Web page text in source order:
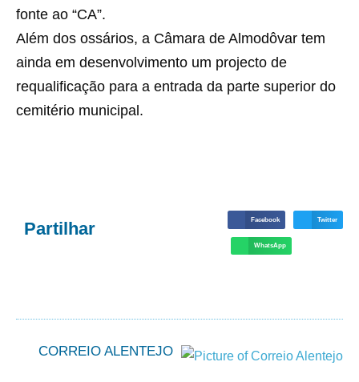
fonte ao “CA”.
Além dos ossários, a Câmara de Almodôvar tem
ainda em desenvolvimento um projecto de
requalificação para a entrada da parte superior do
cemitério municipal.
Partilhar Facebook Twitter
WhatsApp
CORREIO ALENTEJO